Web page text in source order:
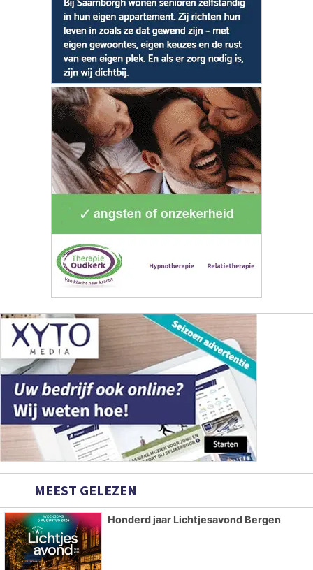
MEEST GELEZEN
Honderd jaar Lichtjesavond Bergen